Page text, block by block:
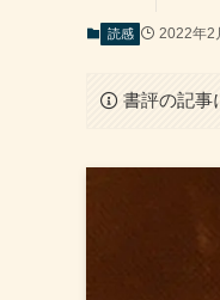
読感 2022年2
書評の記事